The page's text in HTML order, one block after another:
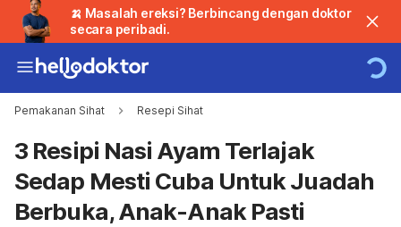
🍌 Masalah ereksi? Berbincang dengan doktor
secara peribadi.
Pemakanan Sihat Resepi Sihat
3 Resipi Nasi Ayam Terlajak
Sedap Mesti Cuba Untuk Juadah
Berbuka, Anak-Anak Pasti